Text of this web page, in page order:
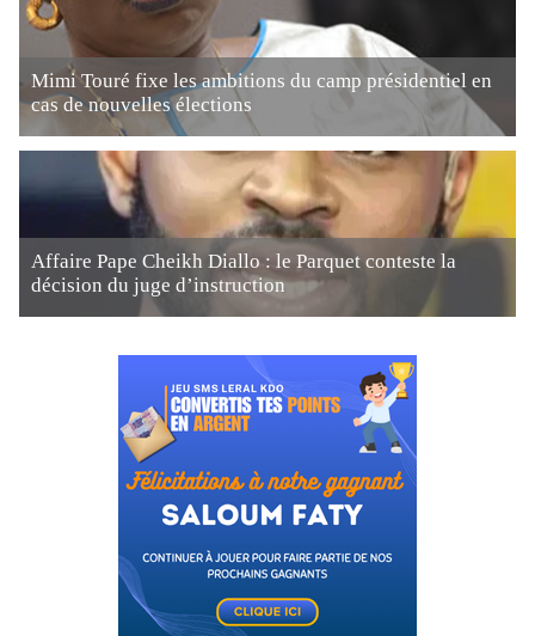
Mimi Touré fixe les ambitions du camp présidentiel en
cas de nouvelles élections
Affaire Pape Cheikh Diallo : le Parquet conteste la
décision du juge d’instruction